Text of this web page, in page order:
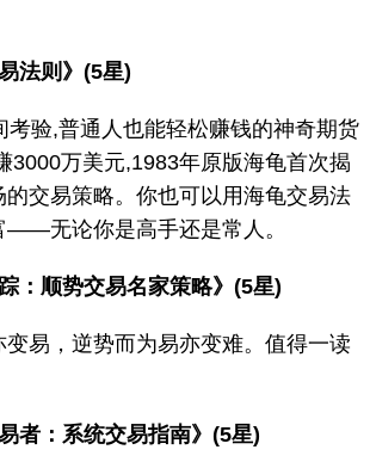
法则》(5星)
验,普通人也能轻松赚钱的神奇期货
3000万美元,1983年原版海龟首次揭
的交易策略。你也可以用海龟交易法
——无论你是高手还是常人。
：顺势交易名家策略》(5星)
，逆势而为易亦变难。值得一读
者：系统交易指南》(5星)